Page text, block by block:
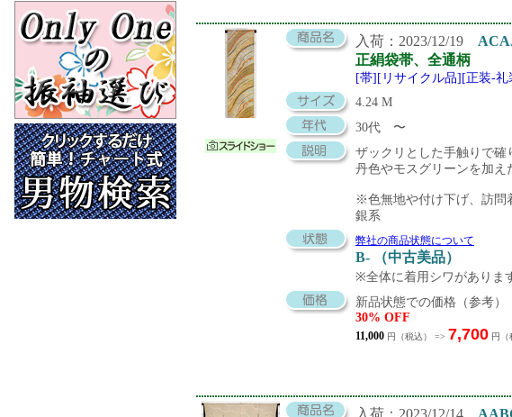
入荷：2023/12/19
正絹袋帯、全通柄
[帯][リサイクル品][正装-礼
4.24 M
30代 〜
ザックリとした手触りで確
丹色やモスグリーンを加え
※色無地や付け下げ、訪問
銀系
弊社の商品状態について
B- （中古美品）
※全体に着用シワがありま
新品状態での価格（参考）
30% OFF
11,000 円（税込） => 7,700 円（
入荷：2023/12/14